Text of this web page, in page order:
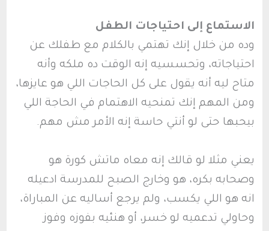
الاستماع إلى احتياجات الطفل
وده من خلال إنك تهتمي بالكلام مع طفلك عن
احتياجاته، وتحسسيه إنه الوقت ده ملكه وأنه
متاح ليه أنه يقول على كل الحاجات اللي هو عايزها،
ومن المهم إنك تمنحيه الاهتمام في الحاجة اللي
بيحبها حتى لو أنتي حاسة إنه الأمر مش مهم.
يعني مثلا لو قالك إنه معاه ماتش كورة هو
وصحابه بكره، هو وخارج الصبح للمدرسة ادعيله
انه هو اللي يكسب، ولم يرجع أساليه عن المباراة،
وحاولي تدعميه لو خسر، أو هنئيه بفوزه وفوز